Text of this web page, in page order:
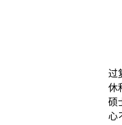
过
休
硕
心